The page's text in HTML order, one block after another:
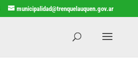
municipalidad@trenquelauquen.gov.ar